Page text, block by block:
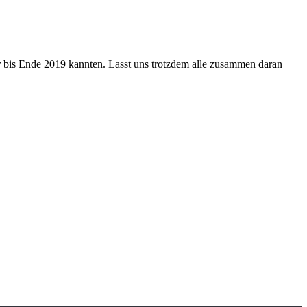
Ende 2019 kannten. Lasst uns trotzdem alle zusammen daran